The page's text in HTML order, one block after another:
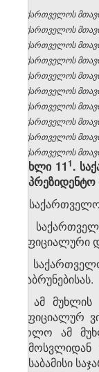
საქართველოს
საქართველოს
საქართველოს
საქართველოს
საქართველოს
საქართველოს
საქართველოს
საქართველოს
საქართველოს
საქართველოს
მუხლი 11​1.
1.
ა)
ოფიციალური
ბ)
დაბრუნებისას.
2. ამ
ოფიციალურ
ხოლო ამ
შესაბამისი